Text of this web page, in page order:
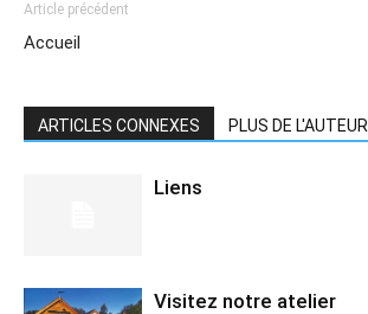
Article précédent
Accueil
ARTICLES CONNEXES PLUS DE L'AUTEUR
Liens
Visitez notre atelier